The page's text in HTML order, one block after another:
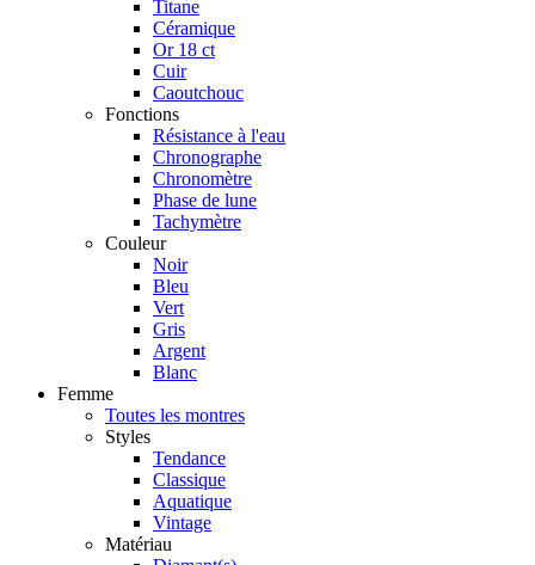
Titane
Céramique
Or 18 ct
Cuir
Caoutchouc
Fonctions
Résistance à l'eau
Chronographe
Chronomètre
Phase de lune
Tachymètre
Couleur
Noir
Bleu
Vert
Gris
Argent
Blanc
Femme
Toutes les montres
Styles
Tendance
Classique
Aquatique
Vintage
Matériau